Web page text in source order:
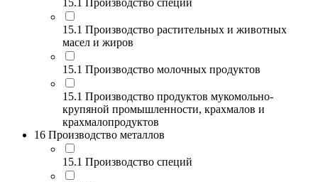
15.1 Производство специй
15.1 Производство растительных и животных
масел и жиров
15.1 Производство молочных продуктов
15.1 Производство продуктов мукомольно-
крупяной промышленности, крахмалов и
крахмалопродуктов
16 Производство металлов
15.1 Производство специй